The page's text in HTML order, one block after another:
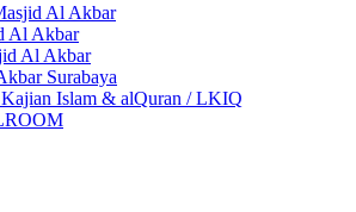
Al Akbar
Al Akbar
Al Akbar
Surabaya
Islam & alQuran / LKIQ